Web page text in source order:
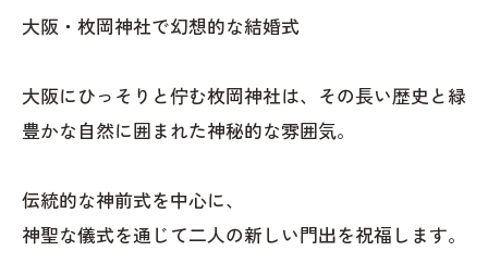
大阪・枚岡神社で幻想的な結婚式
大阪にひっそりと佇む枚岡神社は、その長い歴史と緑
豊かな自然に囲まれた神秘的な雰囲気。
伝統的な神前式を中心に、
神聖な儀式を通じて二人の新しい門出を祝福します。